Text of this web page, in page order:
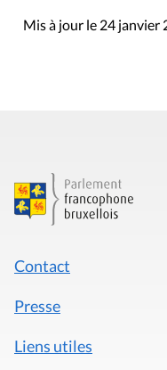
Mis à jour le 24 janvier
Contact
Presse
Liens utiles